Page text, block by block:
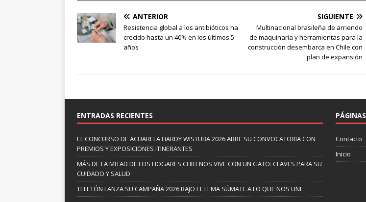
ANTERIOR
Resistencia global a los antibióticos ha
crecido hasta un 40% en los últimos 5
años
SIGUIENTE
Multinacional brasileña de arriendo
de maquinaria y herramientas para la
construcción desembarca en Chile con
plan de expansión
ENTRADAS RECIENTES
EL CONCURSO DE ACUARELA HARDY WISTUBA 2026 ABRE SU CONVOCATORIA CON
PREMIOS Y EXPOSICIONES ITINERANTES
MÁS DE LA MITAD DE LOS HOGARES CHILENOS VIVE CON UN GATO: CLAVES PARA SU
CUIDADO Y SALUD
TELETÓN LANZA SU CAMPAÑA 2026 BAJO EL LEMA SÚMATE A LO QUE NOS UNE
PÁGINAS
Contacto
Inicio